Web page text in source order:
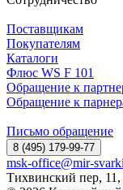
Поставщикам
Покупателям
Каталоги
Флюс WS F 101
Обращение к
Обращение к
Письмо обращение
8 (495) 179-99-77
msk-office@mir-
Тихвинский пер, 11,